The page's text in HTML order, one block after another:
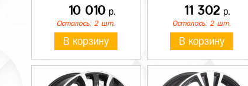
10 010р.
Осталось: 2 шт.
В корзину
11 302 р.
Осталось: 2 шт.
В корзину